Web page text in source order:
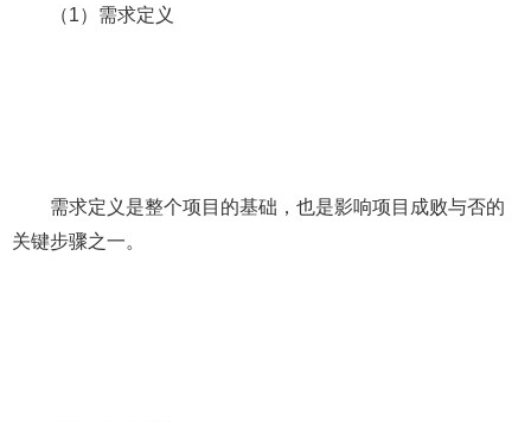
（1）需求定义
需求定义是整个项目的基础，也是影响项目成败与否的
关键步骤之一。